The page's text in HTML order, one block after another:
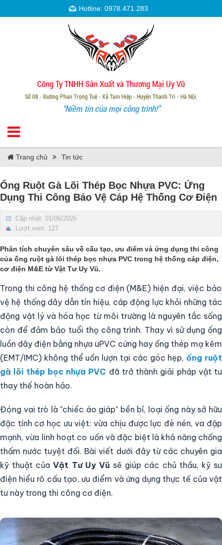
Hotline: 0978.471.283
Công Ty TNHH Sản Xuất và Thương Mại Uy Vũ
Số 08 - Đường Phan Trọng Tuệ - Xã Tam Hiệp - Huyện Thanh Trì - Hà Nội.
“Niềm tin của mọi công trình!”
Trang chủ Tin tức
Ống Ruột Gà Lõi Thép Bọc Nhựa PVC: Ứng
Dụng Thi Công Bảo Vệ Cáp Hệ Thống Cơ Điện
Cập nhật: 01/06/2026
Lượt xem: 127
Phân tích chuyên sâu về cấu tạo, ưu điểm và ứng dụng thi công
của ống ruột gà lõi thép bọc nhựa PVC trong hệ thống cáp điện,
cơ điện M&E từVật Tư Uy Vũ.
Trong thi công hệ thống cơ điện (M&E) hiện đại, việc bảo
vệ hệ thống dây dẫn tín hiệu, cáp động lực khỏi những tác
động vật lý và hóa học từ môi trường là nguyên tắc sống
còn để đảm bảo tuổi thọ công trình. Thay vì sử dụng ống
luồn dây điện bằng nhựa uPVC cứng hay ống thép mạ kẽm
(EMT/IMC) không thể uốn lượn tại các góc hẹp,ống ruột
gà lõi thép bọc nhựa PVC đã trở thành giải pháp vật tư
thay thế hoàn hảo.
Đóng vai trò là "chiếc áo giáp" bền bỉ, loại ống này sở hữu
đặc tính cơ học ưu việt: vừa chịu được lực đè nén, va đập
mạnh, vừa linh hoạt co uốn và đặc biệt là khả năng chống
thấm nước tuyệt đối. Bài viết dưới đây từ các chuyên gia
kỹ thuật củaVật Tư Uy Vũ sẽ giúp các chủ thầu, kỹ sư
điện hiểu rõ cấu tạo, ưu điểm và ứng dụng thực tế của vật
tư này trong thi công cơ điện.